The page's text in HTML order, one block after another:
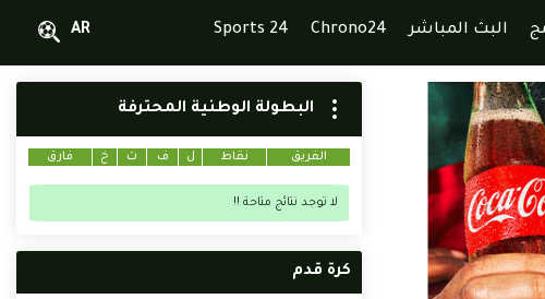
البث المباشر Chrono24
Sports 24
AR
البطولة الوطنية المحترفة
الفريق نقاط ل ف ت خ فارق
لا توجد نتائج متاحة !!
كرة قدم